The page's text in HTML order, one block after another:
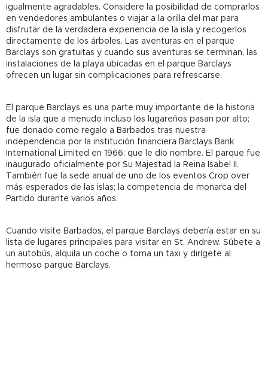
igualmente agradables. Considere la posibilidad de comprarlos
en vendedores ambulantes o viajar a la orilla del mar para
disfrutar de la verdadera experiencia de la isla y recogerlos
directamente de los árboles. Las aventuras en el parque
Barclays son gratuitas y cuando sus aventuras se terminan, las
instalaciones de la playa ubicadas en el parque Barclays
ofrecen un lugar sin complicaciones para refrescarse.
El parque Barclays es una parte muy importante de la historia
de la isla que a menudo incluso los lugareños pasan por alto;
fue donado como regalo a Barbados tras nuestra
independencia por la institución financiera Barclays Bank
International Limited en 1966; que le dio nombre. El parque fue
inaugurado oficialmente por Su Majestad la Reina Isabel II.
También fue la sede anual de uno de los eventos Crop over
más esperados de las islas; la competencia de monarca del
Partido durante varios años.
Cuando visite Barbados, el parque Barclays debería estar en su
lista de lugares principales para visitar en St. Andrew. Súbete a
un autobús, alquila un coche o toma un taxi y dirígete al
hermoso parque Barclays.